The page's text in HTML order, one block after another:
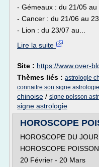
- Gémeaux : du 21/05 au
- Cancer : du 21/06 au
- Lion : du 23/07 au...
Lire la suite
Site : https://www.over-
Thèmes liés : astrologie
connaitre son signe
chinoise / signe poisson
signe astrologie
HOROSCOPE
HOROSCOPE DU
HOROSCOPE POISSON
20 Février - 20 Mars